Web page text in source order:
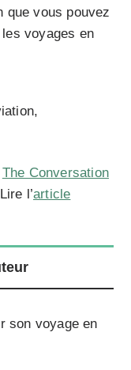
que vous pouvez
voyages en
The Conversation
l’article
son voyage en